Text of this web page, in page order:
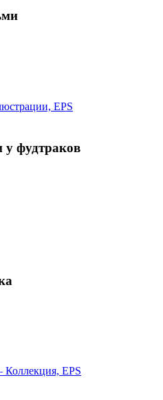
фудтраков